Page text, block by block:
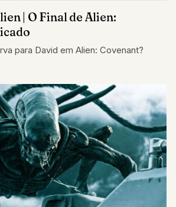
| O Final de Alien:
para David em Alien: Covenant?